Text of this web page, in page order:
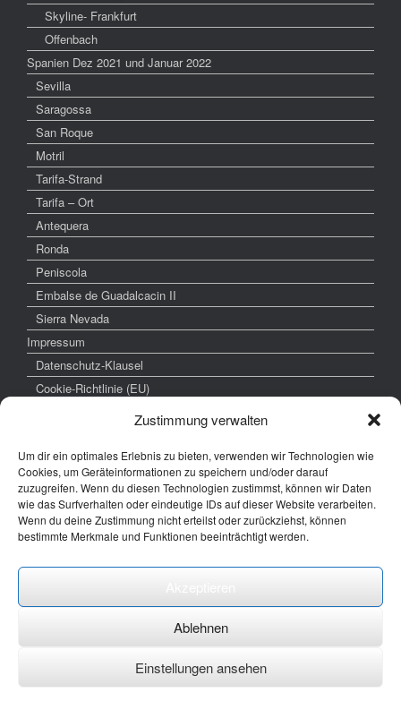
Zustimmung verwalten
Um dir ein optimales Erlebnis zu bieten, verwenden wir Technologien wie
Cookies, um Geräteinformationen zu speichern und/oder darauf
zuzugreifen. Wenn du diesen Technologien zustimmst, können wir Daten
wie das Surfverhalten oder eindeutige IDs auf dieser Website verarbeiten.
Wenn du deine Zustimmung nicht erteilst oder zurückziehst, können
bestimmte Merkmale und Funktionen beeinträchtigt werden.
Ablehnen
Einstellungen ansehen
Skyline- Frankfurt
Offenbach
Spanien Dez 2021 und Januar 2022
Sevilla
Saragossa
San Roque
Motril
Tarifa-Strand
Tarifa – Ort
Antequera
Ronda
Peniscola
Embalse de Guadalcacin II
Sierra Nevada
Impressum
Datenschutz-Klausel
Cookie-Richtlinie (EU)
weitere interessante Links
www.hochzeitsfoto-tk.de
www.fotografie-kraemer.de
E-Mail: thomas ( @) thomas-kraemer-fotografie.de
Ein Theme vonSiteOrigin